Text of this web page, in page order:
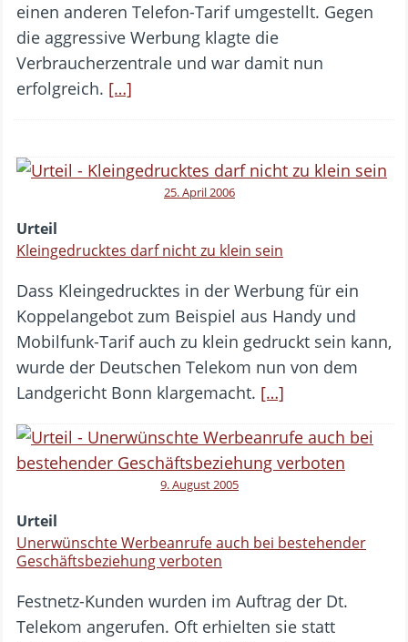
einen anderen Telefon-Tarif umgestellt. Gegen
die aggressive Werbung klagte die
Verbraucherzentrale und war damit nun
erfolgreich. […]
25. April 2006
Urteil
Kleingedrucktes darf nicht zu klein sein
Dass Kleingedrucktes in der Werbung für ein
Koppelangebot zum Beispiel aus Handy und
Mobilfunk-Tarif auch zu klein gedruckt sein kann,
wurde der Deutschen Telekom nun von dem
Landgericht Bonn klargemacht. […]
9. August 2005
Urteil
Unerwünschte Werbeanrufe auch bei bestehender
Geschäftsbeziehung verboten
Festnetz-Kunden wurden im Auftrag der Dt.
Telekom angerufen. Oft erhielten sie statt